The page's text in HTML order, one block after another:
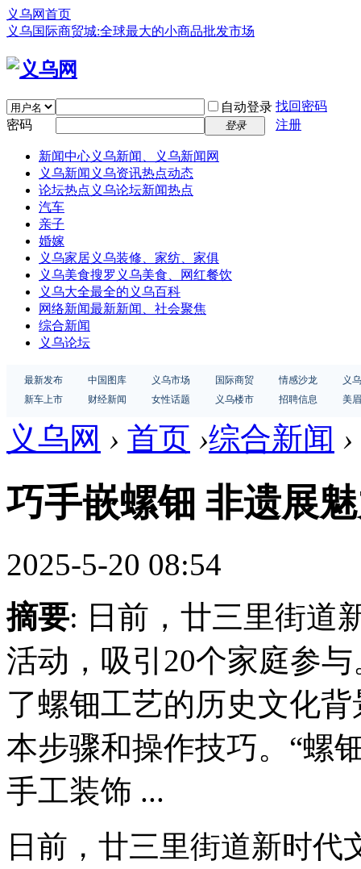
义乌网首页
义乌国际商贸城:全球最大的小商品批发市场
自动登录 找回密码
密码
登录 注册
新闻中心义乌新闻、义乌新闻网
义乌新闻 义乌资讯热点动态
论坛热点 义乌论坛新闻热点
汽车
亲子
婚嫁
义乌家居义乌装修、家纺、家俱
义乌美食搜罗义乌美食、网红餐饮
义乌大全最全的义乌百科
网络新闻最新新闻、社会聚焦
综合新闻
义乌论坛
最新发布 中国图库 义乌市场 国际商贸 情感沙龙
义
新车上市
财经新闻 女性话题 义乌楼市 招聘信息 美
义乌网 › 首页 ›综合新闻 ›
巧手嵌螺钿 非遗展
2025-5-20 08:54
摘要: 日前，廿三里街道
活动，吸引20个家庭参
了螺钿工艺的历史文化
本步骤和操作技巧。“螺
手工装饰 ...
日前，廿三里街道新时